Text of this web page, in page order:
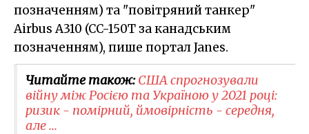
позначенням) та "повітряний танкер"
Airbus A310 (CC-150T за канадським
позначенням), пише портал Janes.
Читайте також:CША спрогнозували
війну між Росією та Україною у 2021 році:
ризик - помірний, ймовірність - середня,
але ...